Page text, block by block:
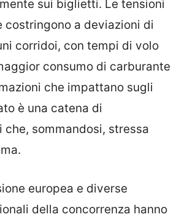
sui biglietti. Le tensioni
costringono a deviazioni di
corridoi, con tempi di volo
consumo di carburante
che impattano sugli
è una catena di
che, sommandosi, stressa
europea e diverse
della concorrenza hanno